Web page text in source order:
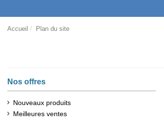
Accueil Plan du site
Nos offres
Nouveaux produits
Meilleures ventes